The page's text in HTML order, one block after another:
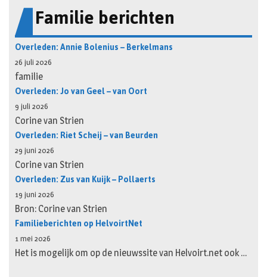
Familie berichten
Overleden: Annie Bolenius – Berkelmans
26 juli 2026
familie
Overleden: Jo van Geel – van Oort
9 juli 2026
Corine van Strien
Overleden: Riet Scheij – van Beurden
29 juni 2026
Corine van Strien
Overleden: Zus van Kuijk – Pollaerts
19 juni 2026
Bron: Corine van Strien
Familieberichten op HelvoirtNet
1 mei 2026
Het is mogelijk om op de nieuwssite van Helvoirt.net ook …